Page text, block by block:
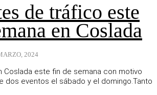
de tráfico este
en Coslada
2024
Coslada este fin de semana con motivo
dos eventos el sábado y el domingo.Tanto